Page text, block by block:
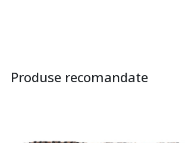
Produse recomandate